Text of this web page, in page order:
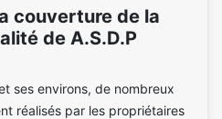
couverture de la
de A.S.D.P
ses environs, de nombreux
réalisés par les propriétaires